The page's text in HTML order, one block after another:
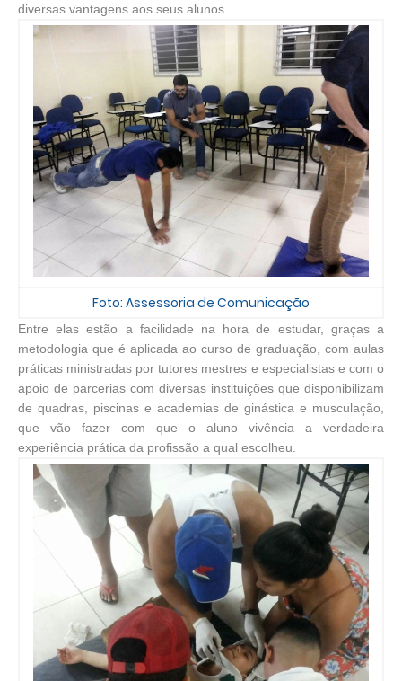
diversas vantagens aos seus alunos.
Foto: Assessoria de Comunicação
Entre elas estão a facilidade na hora de estudar, graças a
metodologia que é aplicada ao curso de graduação, com aulas
práticas ministradas por tutores mestres e especialistas e com o
apoio de parcerias com diversas instituições que disponibilizam
de quadras, piscinas e academias de ginástica e musculação,
que vão fazer com que o aluno vivência a verdadeira
experiência prática da profissão a qual escolheu.